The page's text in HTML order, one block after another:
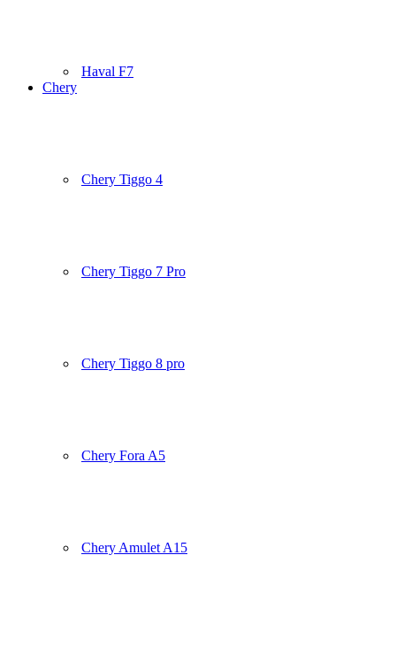
Haval F7
Chery
Chery Tiggo 4
Chery Tiggo 7 Pro
Chery Tiggo 8 pro
Chery Fora A5
Chery Amulet A15